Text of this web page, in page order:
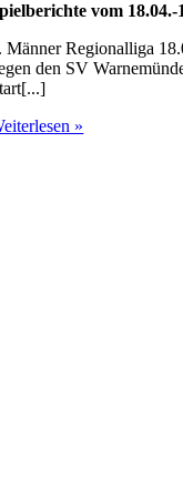
vom 18.04.-
Männer Regionalliga
den SV
»